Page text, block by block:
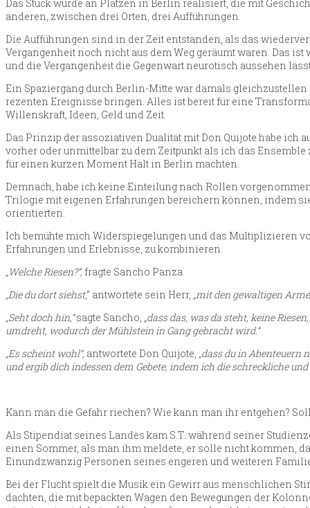
Das Stück wurde an Plätzen in Berlin realisiert, die mit
anderen, zwischen drei Orten, drei Aufführungen.
Die Aufführungen sind in der Zeit entstanden, als das
Vergangenheit noch nicht aus dem Weg geräumt waren. Das
und die Vergangenheit die Gegenwart neurotisch aussehen
Ein Spaziergang durch Berlin-Mitte war damals
rezenten Ereignisse bringen. Alles ist bereit für eine
Willenskraft, Ideen, Geld und Zeit.
Das Prinzip der assoziativen Dualität mit Don Quijote habe ich
vorher oder unmittelbar zu dem Zeitpunkt als ich das
für einen kurzen Moment Halt in Berlin machten.
Demnach, habe ich keine Einteilung nach Rollen
Trilogie mit eigenen Erfahrungen bereichern können, indem
orientierten.
Ich bemühte mich Widerspiegelungen und das Multiplizieren
Erfahrungen und Erlebnisse, zu kombinieren.
„Welche Riesen?“, fragte Sancho Panza
„Die du dort siehst,“ antwortete sein Herr, „mit den gewaltigen
„Seht doch hin,“sagte Sancho, „dass das, was da steht, keine
umdreht, wodurch der Mühlstein in Gang gebracht wird.“
„Es scheint wohl“, antwortete Don Quijote, „dass du in Abenteuern
und ergib dich indessen dem Gebete, indem ich die schreckliche
Kann man die Gefahr riechen? Wie kann man ihr entgehen?
Als Stipendiat seines Landes kam S.T. während seiner
einen Sommer, als man ihm meldete, er solle nicht kommen,
Einundzwanzig Personen seines engeren und weiteren
Bei der Flucht spielt die Musik ein Gewirr aus menschlichen
dachten, die mit bepackten Wagen den Bewegungen der